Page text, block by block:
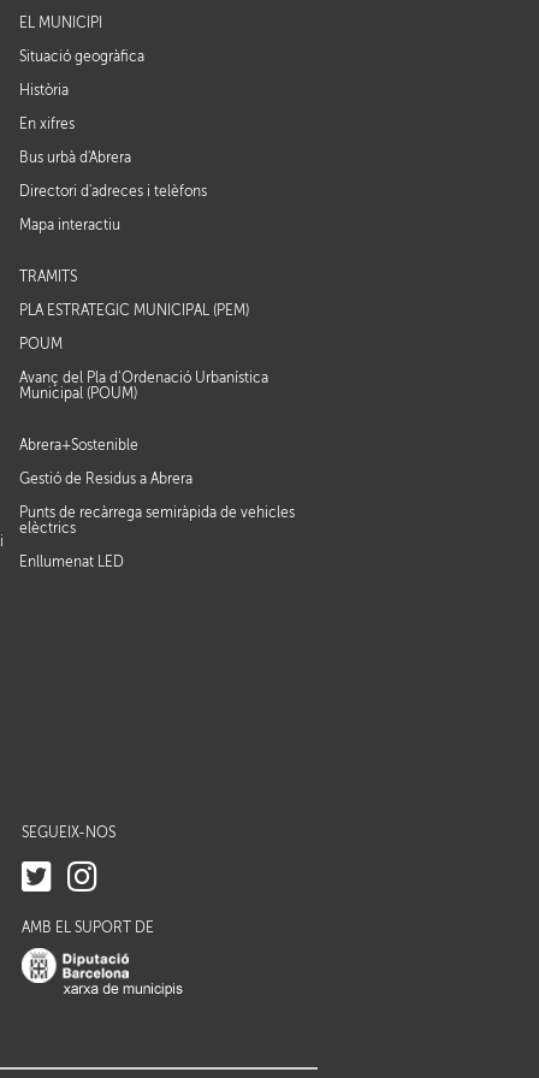
EL MUNICIPI
Situació geogràfica
Història
En xifres
Bus urbà d'Abrera
Directori d'adreces i telèfons
Mapa interactiu
TRÀMITS
PLA ESTRATÈGIC MUNICIPAL (PEM)
POUM
Avanç del Pla d’Ordenació Urbanística
Municipal (POUM)
Abrera+Sostenible
Gestió de Residus a Abrera
Punts de recàrrega semiràpida de vehicles
elèctrics
Enllumenat LED
SEGUEIX-NOS
AMB EL SUPORT DE